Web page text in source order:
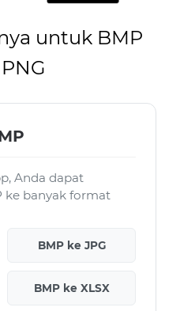
untuk BMP
Anda dapat
ke banyak format
BMP ke JPG
BMP ke XLSX